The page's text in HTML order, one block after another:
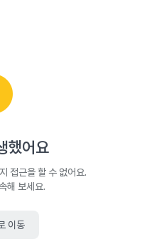
했어요
접근을 할 수 없어요.
해 보세요.
이동